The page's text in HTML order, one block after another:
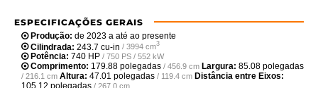
ESPECIFICAÇÕES GERAIS
Produção: de 2023 a até ao presente
Cilindrada: 243.7 cu-in / 3994 cm3
Potência: 740 HP / 750 PS / 552 kW
Comprimento: 179.88 polegadas / 456.9 cm Largura: 85.08 polegadas
/ 216.1 cm Altura: 47.01 polegadas / 119.4 cm Distância entre Eixos:
/ 267.0 cm